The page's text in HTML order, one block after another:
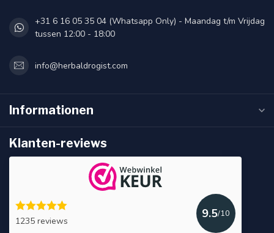
+31 6 16 05 35 04 (Whatsapp Only) - Maandag t/m Vrijdag
tussen 12:00 - 18:00
info@herbaldrogist.com
Informationen
Klanten-reviews
1235 reviews
9.5/10